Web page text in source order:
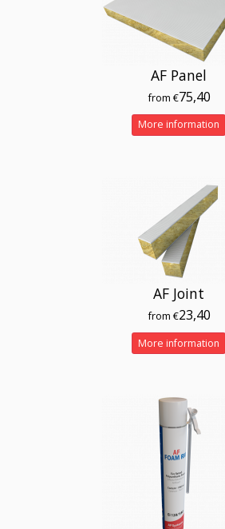
AF Panel
from €75,40
More information
AF Joint
from €23,40
More information